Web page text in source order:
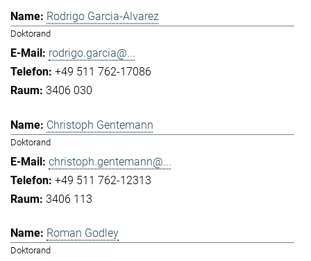
Rodrigo Garcia-Alvarez
Doktorand
rodrigo.garcia@...
+49 511 762-17086
3406 030
Christoph Gentemann
Doktorand
christoph.gentemann@...
+49 511 762-12313
3406 113
Roman Godley
Doktorand